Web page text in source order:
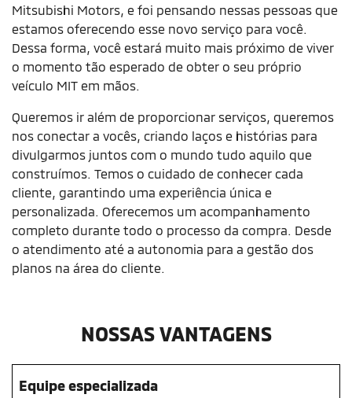
Mitsubishi Motors, e foi pensando nessas pessoas que
estamos oferecendo esse novo serviço para você.
Dessa forma, você estará muito mais próximo de viver
o momento tão esperado de obter o seu próprio
veículo MIT em mãos.
Queremos ir além de proporcionar serviços, queremos
nos conectar a vocês, criando laços e histórias para
divulgarmos juntos com o mundo tudo aquilo que
construímos. Temos o cuidado de conhecer cada
cliente, garantindo uma experiência única e
personalizada. Oferecemos um acompanhamento
completo durante todo o processo da compra. Desde
o atendimento até a autonomia para a gestão dos
planos na área do cliente.
NOSSAS VANTAGENS
Equipe especializada